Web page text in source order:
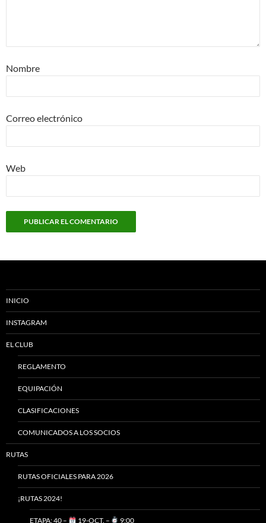
Nombre
Correo electrónico
Web
INICIO
INSTAGRAM
EL CLUB
REGLAMENTO
EQUIPACIÓN
CLASIFICACIONES
COMUNICADOS A LOS SOCIOS
RUTAS
RUTAS OFICIALES PARA 2026
¡RUTAS 2024!
ETAPA: 40 – 19-OCT. – 9:00